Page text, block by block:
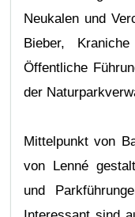
Neukalen und
Bieber,
Öffentliche
der
Mittelpunkt von
von Lenné
und